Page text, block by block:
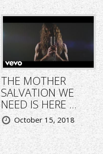
THE MOTHER
SALVATION WE
NEED IS HERE ...
October 15, 2018